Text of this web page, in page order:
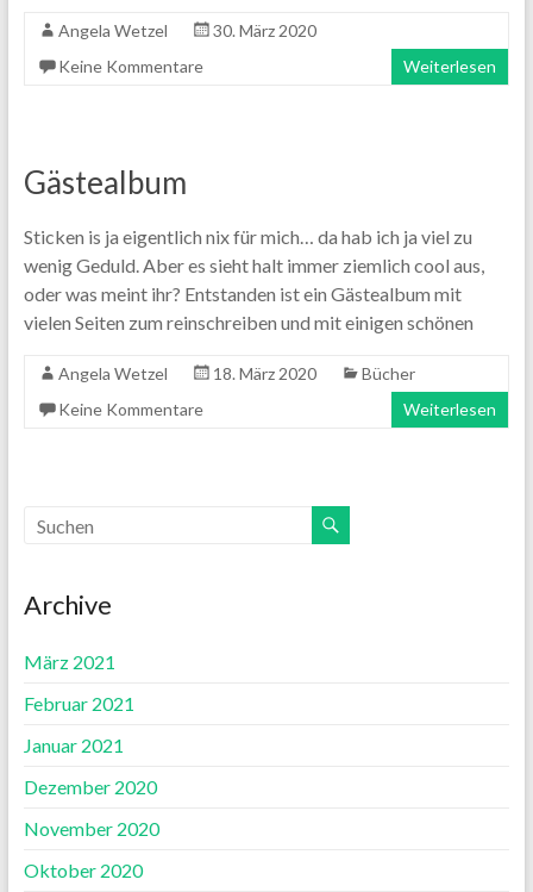
Angela Wetzel
30. März 2020
Keine Kommentare
Weiterlesen
Gästealbum
Sticken is ja eigentlich nix für mich… da hab ich ja viel zu
wenig Geduld. Aber es sieht halt immer ziemlich cool aus,
oder was meint ihr? Entstanden ist ein Gästealbum mit
vielen Seiten zum reinschreiben und mit einigen schönen
Angela Wetzel 18. März 2020
Bücher
Keine Kommentare
Weiterlesen
Archive
März 2021
Februar 2021
Januar 2021
Dezember 2020
November 2020
Oktober 2020